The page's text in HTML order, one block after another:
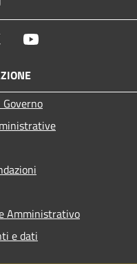
Twitter
Amministrativo
e dati